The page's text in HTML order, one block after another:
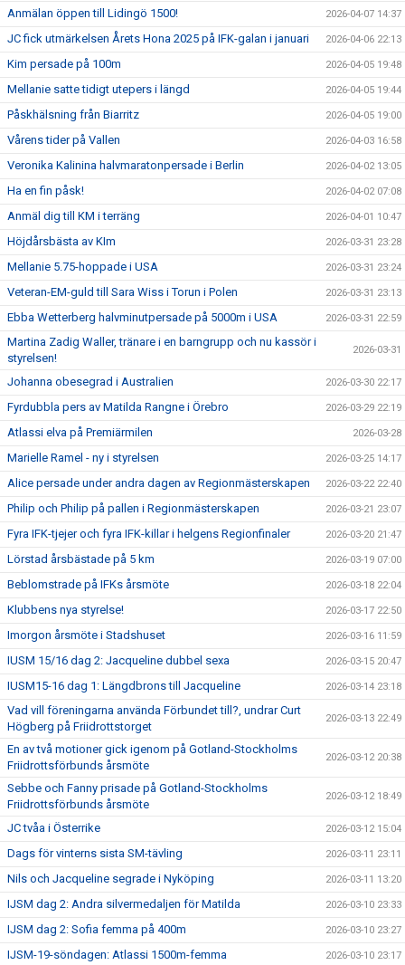
Anmälan öppen till Lidingö 1500! 2026-04-07 14:37
JC fick utmärkelsen Årets Hona 2025 på IFK-galan i januari 2026-04-06 22:13
Kim persade på 100m 2026-04-05 19:48
Mellanie satte tidigt utepers i längd 2026-04-05 19:44
Påskhälsning från Biarritz 2026-04-05 19:00
Vårens tider på Vallen 2026-04-03 16:58
Veronika Kalinina halvmaratonpersade i Berlin 2026-04-02 13:05
Ha en fin påsk! 2026-04-02 07:08
Anmäl dig till KM i terräng 2026-04-01 10:47
Höjdårsbästa av KIm 2026-03-31 23:28
Mellanie 5.75-hoppade i USA 2026-03-31 23:24
Veteran-EM-guld till Sara Wiss i Torun i Polen 2026-03-31 23:13
Ebba Wetterberg halvminutpersade på 5000m i USA 2026-03-31 22:59
Martina Zadig Waller, tränare i en barngrupp och nu kassör i
styrelsen!
2026-03-31
Johanna obesegrad i Australien 2026-03-30 22:17
Fyrdubbla pers av Matilda Rangne i Örebro 2026-03-29 22:19
Atlassi elva på Premiärmilen 2026-03-28
Marielle Ramel - ny i styrelsen 2026-03-25 14:17
Alice persade under andra dagen av Regionmästerskapen 2026-03-22 22:40
Philip och Philip på pallen i Regionmästerskapen 2026-03-21 23:07
Fyra IFK-tjejer och fyra IFK-killar i helgens Regionfinaler 2026-03-20 21:47
Lörstad årsbästade på 5 km 2026-03-19 07:00
Beblomstrade på IFKs årsmöte 2026-03-18 22:04
Klubbens nya styrelse! 2026-03-17 22:50
Imorgon årsmöte i Stadshuset 2026-03-16 11:59
IUSM 15/16 dag 2: Jacqueline dubbel sexa 2026-03-15 20:47
IUSM15-16 dag 1: Längdbrons till Jacqueline 2026-03-14 23:18
Vad vill föreningarna använda Förbundet till?, undrar Curt
Högberg på Friidrottstorget
2026-03-13 22:49
En av två motioner gick igenom på Gotland-Stockholms
Friidrottsförbunds årsmöte
2026-03-12 20:38
Sebbe och Fanny prisade på Gotland-Stockholms
Friidrottsförbunds årsmöte
2026-03-12 18:49
JC tvåa i Österrike 2026-03-12 15:04
Dags för vinterns sista SM-tävling 2026-03-11 23:11
Nils och Jacqueline segrade i Nyköping 2026-03-11 13:20
IJSM dag 2: Andra silvermedaljen för Matilda 2026-03-10 23:33
IJSM dag 2: Sofia femma på 400m 2026-03-10 23:27
IJSM-19-söndagen: Atlassi 1500m-femma 2026-03-10 23:17